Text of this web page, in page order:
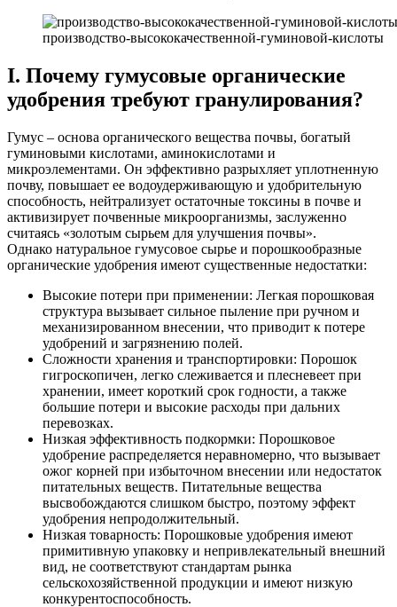
производство-высококачественной-гуминовой-кислоты
I. Почему гумусовые органические
удобрения требуют гранулирования?
Гумус – основа органического вещества почвы, богатый
гуминовыми кислотами, аминокислотами и
микроэлементами. Он эффективно разрыхляет уплотненную
почву, повышает ее водоудерживающую и удобрительную
способность, нейтрализует остаточные токсины в почве и
активизирует почвенные микроорганизмы, заслуженно
считаясь «золотым сырьем для улучшения почвы».
Однако натуральное гумусовое сырье и порошкообразные
органические удобрения имеют существенные недостатки:
Высокие потери при применении: Легкая порошковая
структура вызывает сильное пыление при ручном и
механизированном внесении, что приводит к потере
удобрений и загрязнению полей.
Сложности хранения и транспортировки: Порошок
гигроскопичен, легко слеживается и плесневеет при
хранении, имеет короткий срок годности, а также
большие потери и высокие расходы при дальних
перевозках.
Низкая эффективность подкормки: Порошковое
удобрение распределяется неравномерно, что вызывает
ожог корней при избыточном внесении или недостаток
питательных веществ. Питательные вещества
высвобождаются слишком быстро, поэтому эффект
удобрения непродолжительный.
Низкая товарность: Порошковые удобрения имеют
примитивную упаковку и непривлекательный внешний
вид, не соответствуют стандартам рынка
сельскохозяйственной продукции и имеют низкую
конкурентоспособность.